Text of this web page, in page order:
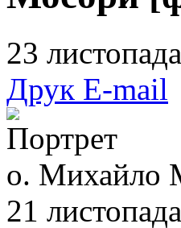
23
Друк E-mail
Портрет
о. Михайло
21